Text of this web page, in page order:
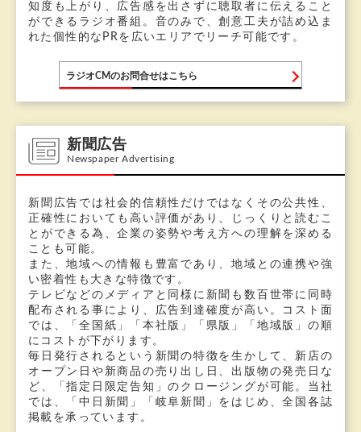
知度も上がり、広告感を出さずに聴取者に伝えること
ができるラジオ番組。音のみで、創意工夫が詰め込ま
れた個性的なPRを広いエリアでリーチ可能です。
ラジオCMのお問合せはこちら
新聞広告
Newspaper Advertising
新聞広告では社会的信頼性だけではなくその公共性、
正確性においても高い評価があり、じっくりと読むこ
とができる為、企業の姿勢や考え方への理解を深める
ことも可能。
また、地域への情報も豊富であり、地域との連携や強
い密着性も大きな特徴です。
テレビなどのメディアと同様に新聞も数百世帯に同時
配布される事により、広告到達確度が高い。コスト面
では、「全国紙」「本社版」「県版」「地域版」の順
にコストが下がります。
毎日発行されるという新聞の特徴を生かして、新店の
オープン日や新商品の売り出し日、出版物の発売日な
ど、「指定日限定告知」のクロージングが可能。当社
では、「中日新聞」「岐阜新聞」をはじめ、全国各誌
掲載を承っています。